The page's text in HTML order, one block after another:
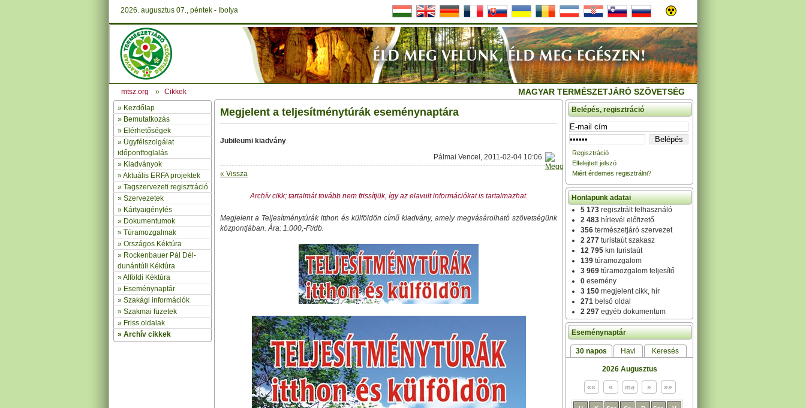
2026. augusztus 07., péntek - Ibolya
mtsz.org » Cikkek MAGYAR TERMÉSZETJÁRÓ SZÖVETSÉG
» Kezdőlap
» Bemutatkozás
» Elérhetőségek
» Ügyfélszolgálat
időpontfoglalás
» Kiadványok
»Aktuális ERFA projektek
» Tagszervezeti regisztráció
» Szervezetek
» Kártyaigénylés
» Dokumentumok
» Túramozgalmak
» Országos Kéktúra
» Rockenbauer Pál Dél-
dunántúli Kéktúra
»Alföldi Kéktúra
» Eseménynaptár
» Szakági információk
» Szakmai füzetek
» Friss oldalak
» Archív cikkek
Megjelent a teljesítménytúrák eseménynaptára
Jubileumi kiadvány
Pálmai Vencel, 2011-02-04 10:06
« Vissza
Archív cikk; tartalmát tovább nem frissítjük, így az elavult információkat is tartalmazhat.
Megjelent a Teljesítménytúrák itthon és külföldön című kiadvány, amely megvásárolható szövetségünk
központjában. Ára: 1.000,-Ft/db.
Belépés, regisztráció
Regisztráció
Elfelejtett jelszó
Miért érdemes regisztrálni?
Honlapunk adatai
5 173 regisztrált felhasználó
2 483 hírlevél előfizető
356 természetjáró szervezet
2 277 turistaút szakasz
12 795 km turistaút
139 túramozgalom
3 969 túramozgalom teljesítő
0 esemény
3 150 megjelent cikk, hír
271 belső oldal
2 297 egyéb dokumentum
Eseménynaptár
30 napos Havi Keresés
2026 Augusztus